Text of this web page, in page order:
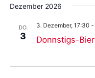
Dezember 2026
DO.
3 Donnstigs-Bier
3. Dezember, 17:30 -